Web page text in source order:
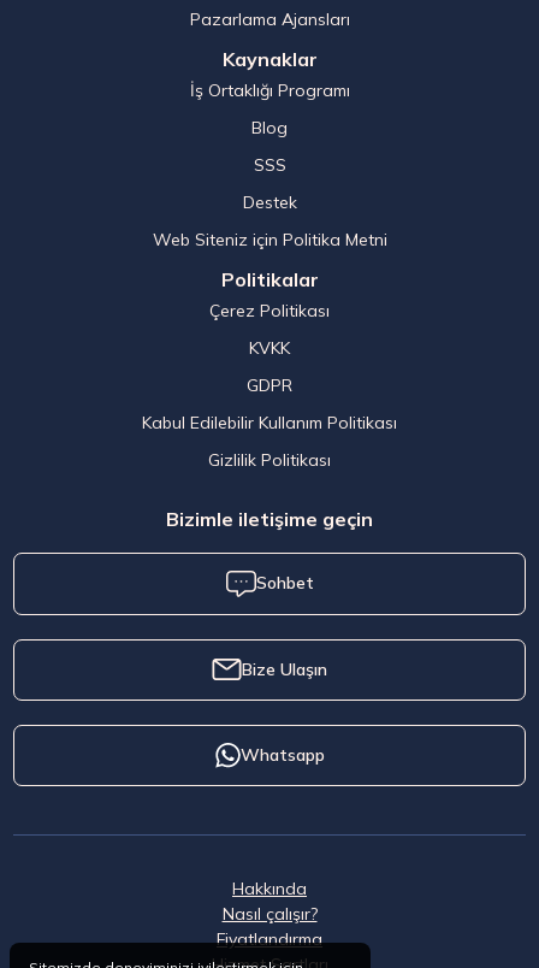
Pazarlama Ajansları
Kaynaklar
İş Ortaklığı Programı
Blog
SSS
Destek
Web Siteniz için Politika Metni
Politikalar
Çerez Politikası
KVKK
GDPR
Kabul Edilebilir Kullanım Politikası
Gizlilik Politikası
Bizimle iletişime geçin
Sohbet
Bize Ulaşın
Whatsapp
Hakkında
Nasıl çalışır?
Fiyatlandırma